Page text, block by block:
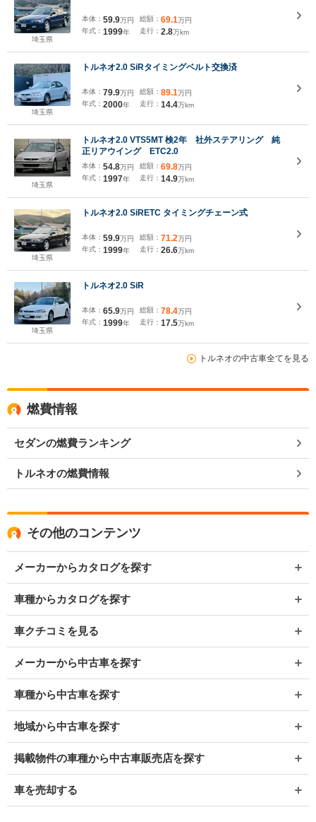
埼玉県
本体： 59.9万円
年式： 1999年
総額： 69.1万円
走行： 2.8万km
埼玉県
トルネオ2.0 SiRタイミングベルト交換済
本体： 79.9万円
年式： 2000年
総額： 89.1万円
走行： 14.4万km
埼玉県
トルネオ2.0 VTS5MT 検2年 社外ステアリング 純
正リアウイング ETC2.0
本体： 54.8万円
年式： 1997年
総額： 69.8万円
走行： 14.9万km
埼玉県
トルネオ2.0 SiRETC タイミングチェーン式
本体： 59.9万円
年式： 1999年
総額： 71.2万円
走行： 26.6万km
埼玉県
トルネオ2.0 SiR
本体： 65.9万円
年式： 1999年
総額： 78.4万円
走行： 17.5万km
トルネオの中古車全てを見る
燃費情報
セダンの燃費ランキング
トルネオの燃費情報
その他のコンテンツ
メーカーからカタログを探す
車種からカタログを探す
車クチコミを見る
メーカーから中古車を探す
車種から中古車を探す
地域から中古車を探す
掲載物件の車種から中古車販売店を探す
車を売却する